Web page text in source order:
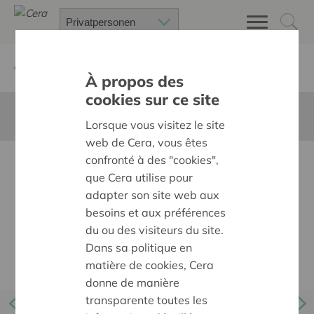
Diese Seite ist nicht ins Deutsche übersetzt
La Fête du Pain
À propos des
cookies sur ce site
Lorsque vous visitez le site
web de Cera, vous êtes
confronté à des "cookies",
que Cera utilise pour
adapter son site web aux
besoins et aux préférences
du ou des visiteurs du site.
Dans sa politique en
matière de cookies, Cera
donne de manière
transparente toutes les